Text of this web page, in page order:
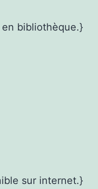
bibliothèque.}
sur internet.}